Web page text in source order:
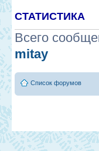
СТАТИСТИКА
Всего
mitay
Список форумов